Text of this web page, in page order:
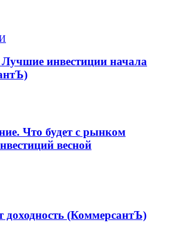
инвестиции начала
Что будет с рынком
весной
(КоммерсантЪ)